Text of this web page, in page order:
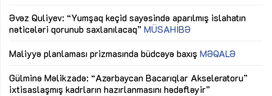
Əvəz Quliyev: “Yumşaq keçid sayəsində aparılmış islahatın
nəticələri qorunub saxlanılacaq” MÜSAHİBƏ
Maliyyə planlaması prizmasında büdcəyə baxış MƏQALƏ
Gülminə Məlikzadə: “Azərbaycan Bacarıqlar Akseleratoru”
ixtisaslaşmış kadrların hazırlanmasını hədəfləyir”